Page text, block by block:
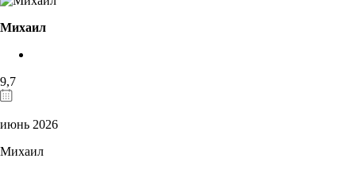
Михаил
9,7
июнь 2026
Михаил